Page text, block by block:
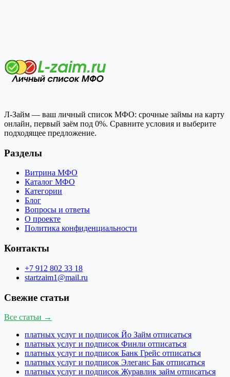
Л-Займ — ваш личный список МФО: срочные займы на карту
онлайн, первый заём под 0%. Сравните условия и выберите
подходящее предложение.
Разделы
Витрина МФО
Каталог МФО
Категории
Блог
Вопросы и ответы
О проекте
Политика конфиденциальности
Контакты
+7 912 802 33 18
startzaim1@mail.ru
Свежие статьи
Все статьи →
платных услуг и подписок Йо Займ отписаться
платных услуг и подписок Финли отписаться
платных услуг и подписок Банк Грейс отписаться
платных услуг и подписок Элеганс Бак отписаться
платных услуг и подписок Журавлик займ отписаться